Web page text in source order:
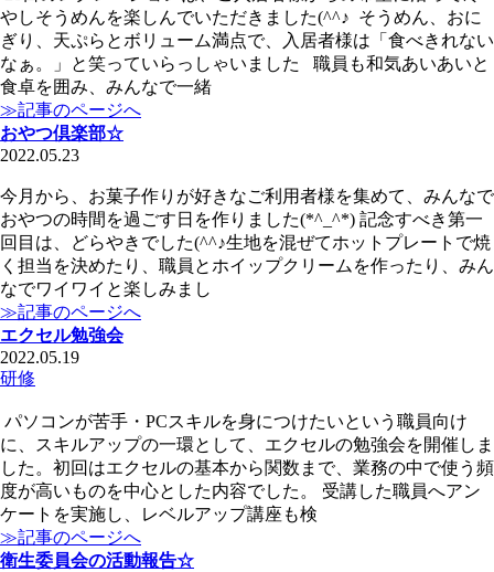
やしそうめんを楽しんでいただきました(^^♪ そうめん、おに
ぎり、天ぷらとボリューム満点で、入居者様は「食べきれない
なぁ。」と笑っていらっしゃいました 職員も和気あいあいと
食卓を囲み、みんなで一緒
≫記事のページへ
おやつ倶楽部☆
2022.05.23
今月から、お菓子作りが好きなご利用者様を集めて、みんなで
おやつの時間を過ごす日を作りました(*^_^*) 記念すべき第一
回目は、どらやきでした(^^♪生地を混ぜてホットプレートで焼
く担当を決めたり、職員とホイップクリームを作ったり、みん
なでワイワイと楽しみまし
≫記事のページへ
エクセル勉強会
2022.05.19
研修
パソコンが苦手・PCスキルを身につけたいという職員向け
に、スキルアップの一環として、エクセルの勉強会を開催しま
した。初回はエクセルの基本から関数まで、業務の中で使う頻
度が高いものを中心とした内容でした。 受講した職員へアン
ケートを実施し、レベルアップ講座も検
≫記事のページへ
衛生委員会の活動報告☆